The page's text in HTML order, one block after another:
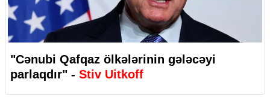
"Cənubi Qafqaz ölkələrinin gələcəyi
parlaqdır" - Stiv Uitkoff